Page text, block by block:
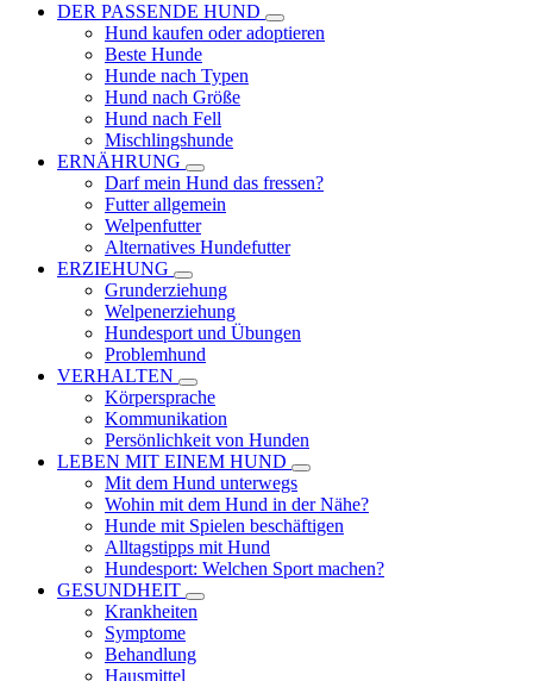
DER PASSENDE HUND
Hund kaufen oder adoptieren
Beste Hunde
Hunde nach Typen
Hund nach Größe
Hund nach Fell
Mischlingshunde
ERNÄHRUNG
Darf mein Hund das fressen?
Futter allgemein
Welpenfutter
Alternatives Hundefutter
ERZIEHUNG
Grunderziehung
Welpenerziehung
Hundesport und Übungen
Problemhund
VERHALTEN
Körpersprache
Kommunikation
Persönlichkeit von Hunden
LEBEN MIT EINEM HUND
Mit dem Hund unterwegs
Wohin mit dem Hund in der Nähe?
Hunde mit Spielen beschäftigen
Alltagstipps mit Hund
Hundesport: Welchen Sport machen?
GESUNDHEIT
Krankheiten
Symptome
Behandlung
Hausmittel